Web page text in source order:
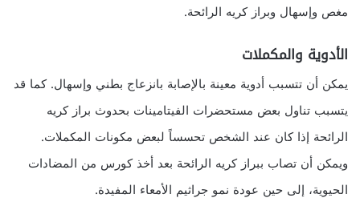
مغص وإسهال وبراز كريه الرائحة.
الأدوية والمكملات
يمكن أن تتسبب أدوية معينة بالإصابة بانزعاج بطني وإسهال. كما قد
يتسبب تناول بعض مستحضرات الفيتامينات بحدوث براز كريه
الرائحة إذا كان عند الشخص تحسساً لبعض مكونات المكملات.
ويمكن أن تصاب ببراز كريه الرائحة بعد أخذ كورس من المضادات
الحيوية، إلى حين عودة نمو جراثيم الأمعاء المفيدة.